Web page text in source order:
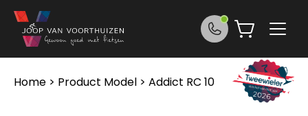
Ga naar de inhoud
Home > Product Model > Addict RC 10